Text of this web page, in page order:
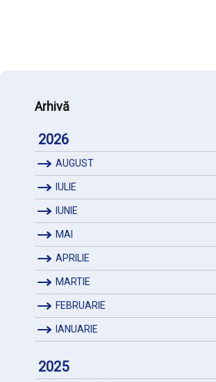
Arhivă
2026
AUGUST
IULIE
IUNIE
MAI
APRILIE
MARTIE
FEBRUARIE
IANUARIE
2025